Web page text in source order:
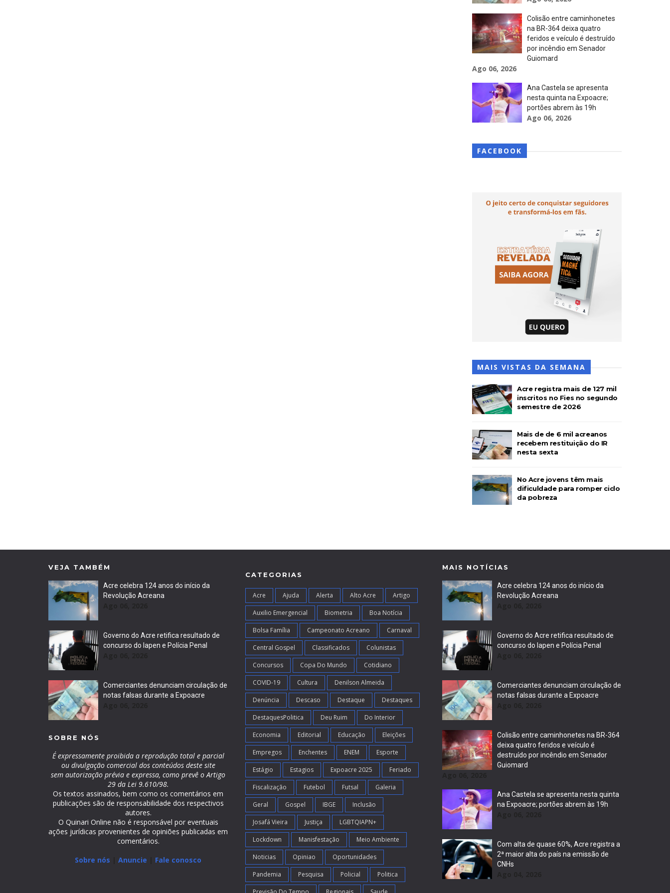
Colisão entre caminhonetes
na BR-364 deixa quatro
feridos e veículo é destruído
por incêndio em Senador
Guiomard
Ago 06, 2026
Ana Castela se apresenta
nesta quinta na Expoacre;
portões abrem às 19h
Ago 06, 2026
FACEBOOK
MAIS VISTAS DA SEMANA
Acre registra mais de 127 mil
inscritos no Fies no segundo
semestre de 2026
Mais de de 6 mil acreanos
recebem restituição do IR
nesta sexta
No Acre jovens têm mais
dificuldade para romper ciclo
da pobreza
VEJA TAMBÉM
Acre celebra 124 anos do início da
Revolução Acreana
Governo do Acre retifica resultado de
concurso do Iapen e Polícia Penal
Comerciantes denunciam circulação de
notas falsas durante a Expoacre
SOBRE NÓS
É expressamente proibida a reprodução total e parcial
ou divulgação comercial dos conteúdos deste site
sem autorização prévia e expressa, como prevê o Artigo
29 da Lei 9.610/98.
Os textos assinados, bem como os comentários em
publicações são de responsabilidade dos respectivos
autores.
O Quinari Online não é responsável por eventuais
ações jurídicas provenientes de opiniões publicadas em
comentários.
Sobre nós |Anuncie Fale conosco
CATEGORIAS
Acre Ajuda Alerta Alto Acre Artigo
Auxilio Emergencial Biometria Boa Notícia
Bolsa Família Campeonato Acreano Carnaval
Central Gospel Classificados Colunistas
Concursos Copa Do Mundo Cotidiano
COVID-19 Cultura Denilson Almeida
Denúncia Descaso Destaque Destaques
DestaquesPolitica Deu Ruim Do Interior
Economia Editorial Educação Eleições
Empregos Enchentes ENEM Esporte
Estágio Estagios Expoacre 2025 Feriado
Fiscalização Futebol Futsal Galeria
Geral Gospel IBGE Inclusão
Josafá Vieira Justiça LGBTQIAPN+
Lockdown Manisfestação Meio Ambiente
Noticias Opiniao Oportunidades
Pandemia Pesquisa Policial Politica
MAIS NOTÍCIAS
Acre celebra 124 anos do início da
Revolução Acreana
Governo do Acre retifica resultado de
concurso do Iapen e Polícia Penal
Comerciantes denunciam circulação de
notas falsas durante a Expoacre
Colisão entre caminhonetes na BR-364
deixa quatro feridos e veículo é
destruído por incêndio em Senador
Guiomard
Ana Castela se apresenta nesta quinta
na Expoacre; portões abrem às 19h
Com alta de quase 60%, Acre registra a
2ª maior alta do país na emissão de
CNHs